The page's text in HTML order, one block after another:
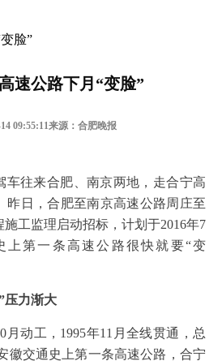
脸”
速公路下月“变脸”
09:55:11来源：合肥晚报
车往来合肥、南京两地，走合宁高
昨日，合肥至南京高速公路周庄至
工监理启动招标，计划于2016年7
上第一条高速公路很快就要“变
压力渐大
月动工，1995年11月全线贯通，总
徽交通史上第一条高速公路，合宁